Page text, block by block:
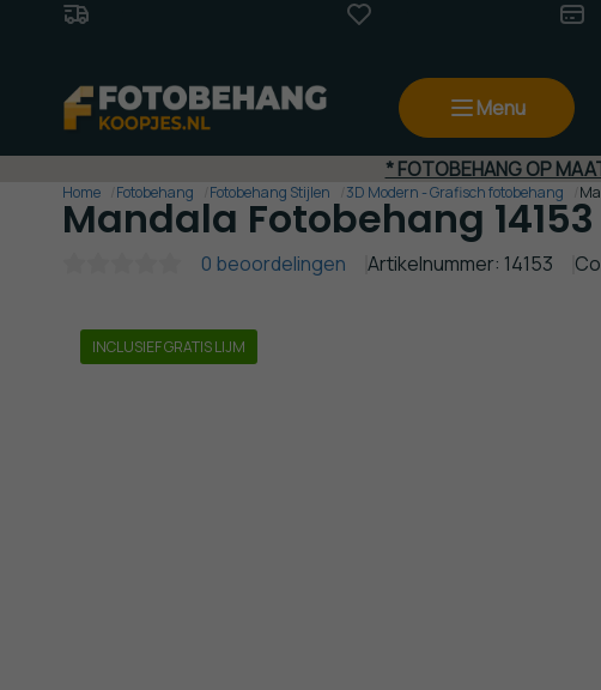
Menu
* FOTOBEHANG OP
Home Fotobehang Fotobehang Stijlen 3D Modern - Grafisch fotobehang
Mandala Fotobehang 14153
0 beoordelingen Artikelnummer: 14153
INCLUSIEF GRATIS LIJM